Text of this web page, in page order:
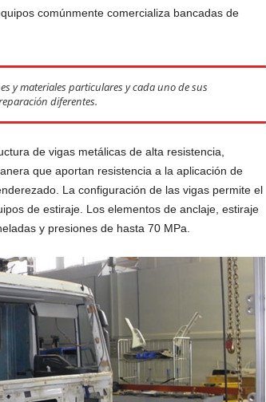
comúnmente comercializa bancadas de
y materiales particulares y cada uno de sus
diferentes.
de vigas metálicas de alta resistencia,
que aportan resistencia a la aplicación de
La configuración de las vigas permite el
de estiraje. Los elementos de anclaje, estiraje
y presiones de hasta 70 MPa.